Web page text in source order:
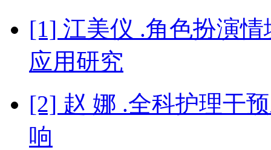
[1] 江美仪 .角色扮演
应用研究
[2] 赵 娜 .全科护理干
响